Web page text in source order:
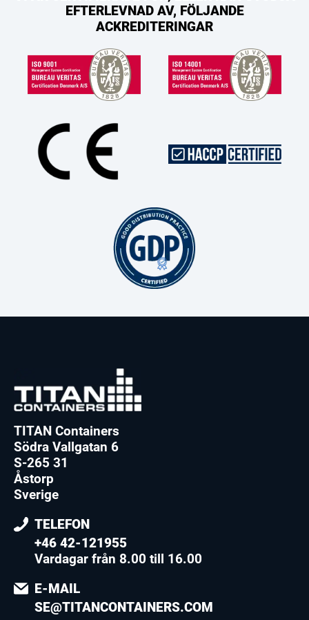
EFTERLEVNAD AV, FÖLJANDE
ACKREDITERINGAR
TITAN Containers
Södra Vallgatan 6
S-265 31
Åstorp
Sverige
TELEFON
+46 42-121955
Vardagar från 8.00 till 16.00
E-MAIL
SE@TITANCONTAINERS.COM